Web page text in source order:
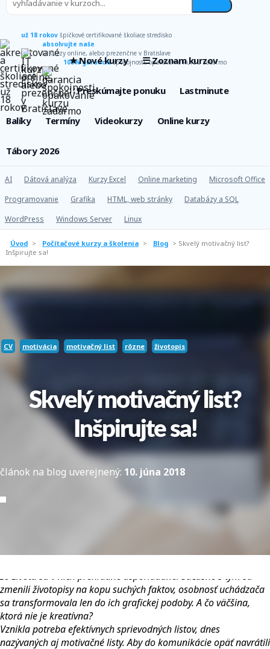
už 18 rokov špičkové certifikované školiace stredisko
absolvujte naše
IT kurzy online, alebo prezenčne v Bratislave
100% garanciaspokojnosti, opakovanie kurzu zadarmo
★ Nové kurzy ☰ Zoznam kurzov
∷ Preskúmajte ponuku Lastminute
Balíky Termíny Videokurzy Online kurzy
Tábory 2026
AI Dátová analýza Kurzy Excel Online marketing
Microsoft Office
Programovanie
Grafika HTML, web stránky
Databázy a SQL
WordPress
Windows Server Linux
Úvod > Počítačové kurzy a školenia > Blog > Skvelý motivačný list?
Inšpirujte sa!
CV motivácia motivačný list rôzne životopis
Skvelý motivačný list?
Inšpirujte sa!
článok na blog uverejnený: 10. júna 2018
zo života sú v nich prehľadne usporiadané. Súčasne s tým sa
zmenili životopisy na kopu suchých faktov, osobnosť uchádzača
sa transformovala len do ich grafickej podoby. A čo väčšina,
ktorá nie je kreatívna?
Vznikla potreba efektívnych sprievodných listov, dnes
nazývaných aj motivačné listy. Aby do komunikácie opäť navrátili